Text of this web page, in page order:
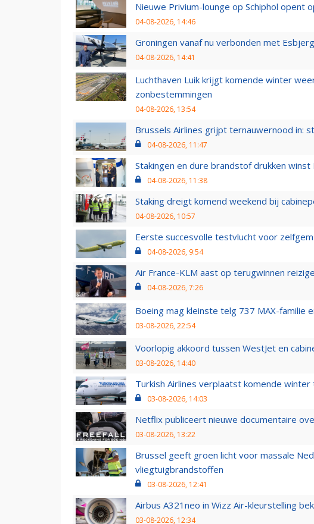
Nieuwe Privium-lounge op Schiphol opent
04-08-2026, 14:46
Groningen vanaf nu verbonden met
04-08-2026, 14:41
Luchthaven Luik krijgt komende winter
zonbestemmingen
04-08-2026, 13:54
Brussels Airlines grijpt ternauwernood in:
04-08-2026, 11:47
Stakingen en dure brandstof drukken winst
04-08-2026, 11:38
Staking dreigt komend weekend bij
04-08-2026, 10:57
Eerste succesvolle testvlucht voor
04-08-2026, 9:54
Air France-KLM aast op terugwinnen
04-08-2026, 7:26
Boeing mag kleinste telg 737 MAX-familie
03-08-2026, 22:54
Voorlopig akkoord tussen WestJet en
03-08-2026, 14:40
Turkish Airlines verplaatst komende
03-08-2026, 14:03
Netflix publiceert nieuwe documentaire
03-08-2026, 13:22
Brussel geeft groen licht voor massale
vliegtuigbrandstoffen
03-08-2026, 12:41
Airbus A321neo in Wizz Air-kleurstelling
03-08-2026, 12:34